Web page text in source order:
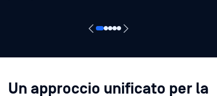
Un approccio unificato per la